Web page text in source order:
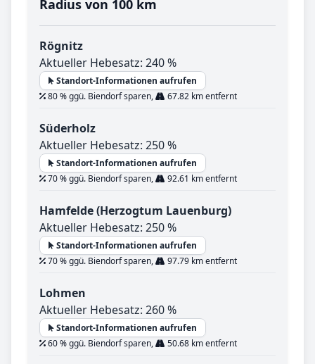
Radius von 100 km
Rögnitz
Aktueller Hebesatz: 240 %
Standort-Informationen aufrufen
80 % ggü. Biendorf sparen,
67.82 km entfernt
Süderholz
Aktueller Hebesatz: 250 %
Standort-Informationen aufrufen
70 % ggü. Biendorf sparen,
92.61 km entfernt
Hamfelde (Herzogtum Lauenburg)
Aktueller Hebesatz: 250 %
Standort-Informationen aufrufen
70 % ggü. Biendorf sparen,
97.79 km entfernt
Lohmen
Aktueller Hebesatz: 260 %
Standort-Informationen aufrufen
60 % ggü. Biendorf sparen,
50.68 km entfernt